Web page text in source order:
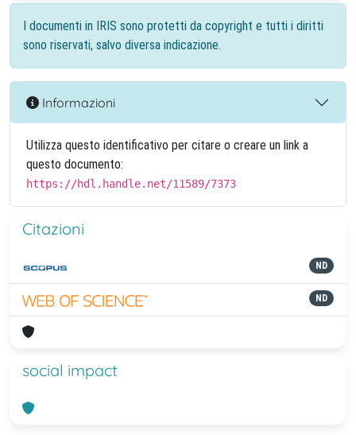
I documenti in IRIS sono protetti da copyright e tutti i diritti
sono riservati, salvo diversa indicazione.
Informazioni
Utilizza questo identificativo per citare o creare un link a
questo documento:
https://hdl.handle.net/11589/7373
Citazioni
ND
ND
social impact